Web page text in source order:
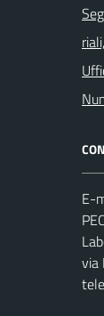
E-
via